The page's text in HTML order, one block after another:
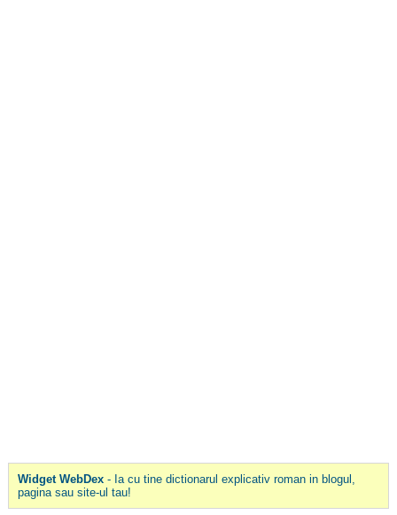
Widget WebDex- Ia cu tine dictionarul explicativ roman in blogul,
pagina sau site-ul tau!